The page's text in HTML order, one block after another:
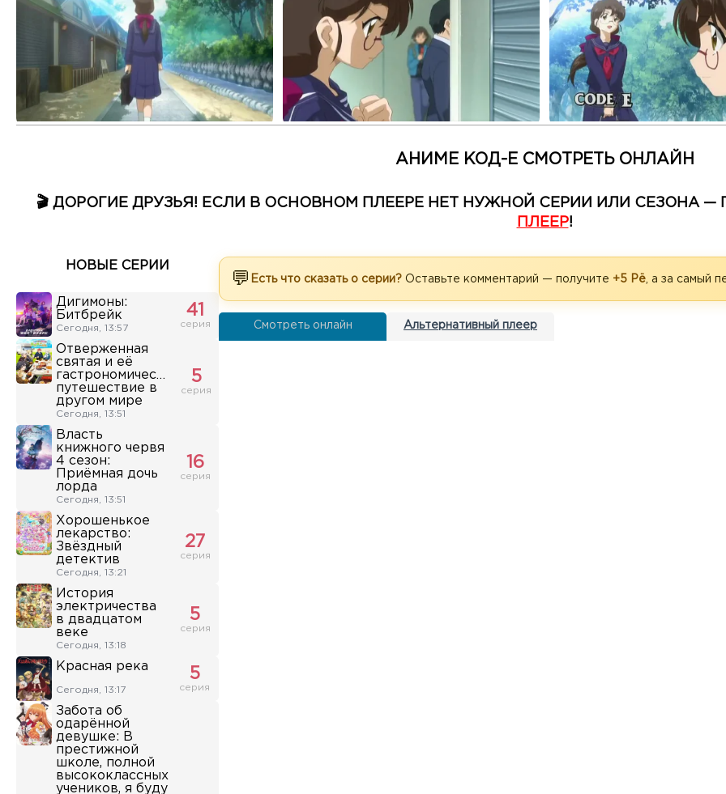
АНИМЕ КОД-Е СМОТРЕТЬ ОНЛАЙН
🎬 ДОРОГИЕ ДРУЗЬЯ! ЕСЛИ В ОСНОВНОМ ПЛЕЕРЕ НЕТ НУЖНОЙ СЕРИИ ИЛИ СЕЗОНА
ПЛЕЕР!
НОВЫЕ СЕРИИ
Дигимоны:
Битбрейк
Сегодня, 13:57
41
серия
Отверженная
святая и её
гастрономическое
путешествие в
другом мире
Сегодня, 13:51
5
серия
Власть
книжного червя
4 сезон:
Приёмная дочь
лорда
Сегодня, 13:51
16
серия
Хорошенькое
лекарство:
Звёздный
детектив
Сегодня, 13:21
27
серия
История
электричества
в двадцатом
веке
Сегодня, 13:18
5
серия
Красная река
Сегодня, 13:17
5
серия
Забота об
одарённой
девушке: В
престижной
школе, полной
высококлассных
учеников, я буду
💬 Есть что сказать о серии? Оставьте комментарий — получите +5 Рё , а за самый
Смотреть онлайн Альтернативный плеер